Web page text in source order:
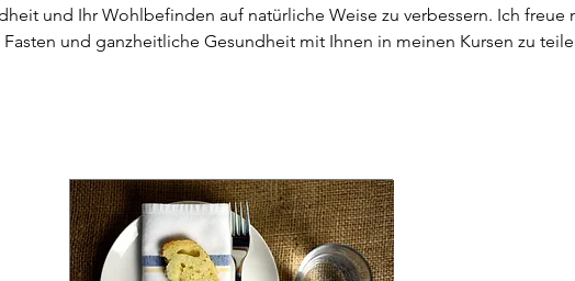
und Ihr Wohlbefinden auf natürliche Weise zu verbessern. Ich freue
und ganzheitliche Gesundheit mit Ihnen in meinen Kursen zu